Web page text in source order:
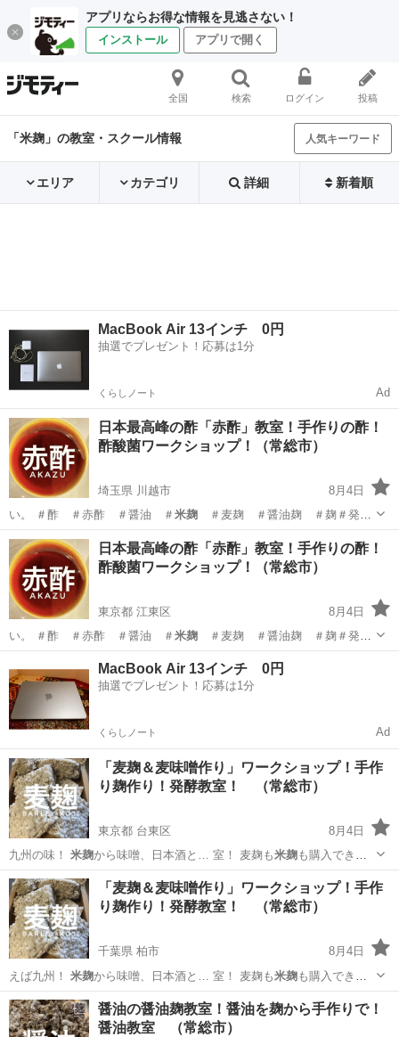
アプリならお得な情報を見逃さない！
インストール アプリで開く
全国 検索 ログイン 投稿
「米麹」の教室・スクール情報 人気キーワード
エリア カテゴリ 詳細 新着順
MacBook Air 13インチ 0円
抽選でプレゼント！応募は1分
くらしノート Ad
日本最高峰の酢「赤酢」教室！手作りの酢！
酢酸菌ワークショップ！（常総市）
埼玉県 川越市
8月4日
い。 ＃酢 ＃赤酢 ＃醤油 ＃ 米麹＃麦麹 ＃醤油麹 ＃麹＃発
酵 ＃発酵…
埼玉 川越市 生活知識 酒粕
日本最高峰の酢「赤酢」教室！手作りの酢！
酢酸菌ワークショップ！（常総市）
東京都 江東区
8月4日
い。 ＃酢 ＃赤酢 ＃醤油 ＃ 米麹＃麦麹 ＃醤油麹 ＃麹＃発
酵 ＃発酵…
MacBook Air 13インチ 0円
抽選でプレゼント！応募は1分
くらしノート Ad
「麦麹＆麦味噌作り」ワークショップ！手作
り麹作り！発酵教室！ （常総市）
東京都 台東区
8月4日
九州の味！ 米麹 から味噌、日本酒と… 室！ 麦麹も米麹も購入できる
けども… 本州（東海除く）の米麹味噌、東海地方の豆… たこと、米が
貴重で米麹 を十分に用意できな… ＃醤油 ＃米麹＃麦麹 ＃醤油
麹…
東京 台東区 生活知識
「麦麹＆麦味噌作り」ワークショップ！手作
り麹作り！発酵教室！ （常総市）
千葉県 柏市
8月4日
えば九州！ 米麹 から味噌、日本酒と… 室！ 麦麹も米麹も購入できる
けども… 本州（東海除く）の米麹味噌、東海地方の豆… たこと、米が
貴重で米麹 を十分に用意できな… ＃醤油 ＃米麹＃麦麹 ＃醤油
麹…
千葉 柏市 生活知識 味噌
醤油の醤油麹教室！醤油を麹から手作りで！
醤油教室 （常総市）